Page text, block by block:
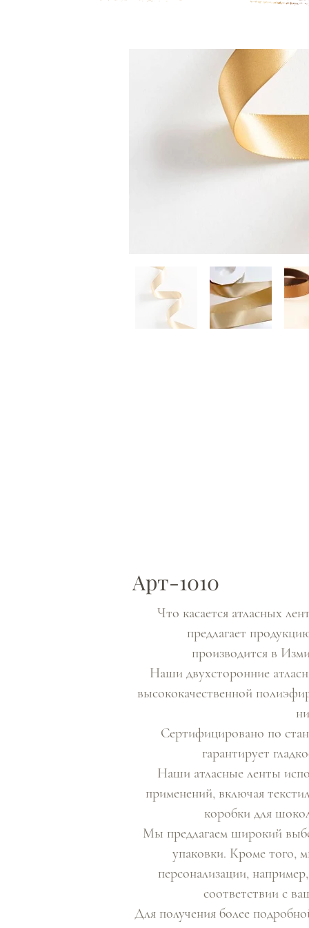
Арт-1010
Что касается атласных
предлагает
производится в
Наши двухсторонние
высококачественной
Сертифицировано по
гарантирует
Наши атласные ленты
применений, включая
коробки для
Мы предлагаем широкий
упаковки. Кроме того,
персонализации,
соответствии с
Для получения более